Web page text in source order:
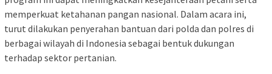
memperkuat ketahanan pangan nasional. Dalam acara ini,
turut dilakukan penyerahan bantuan dari polda dan polres di
berbagai wilayah di Indonesia sebagai bentuk dukungan
terhadap sektor pertanian.